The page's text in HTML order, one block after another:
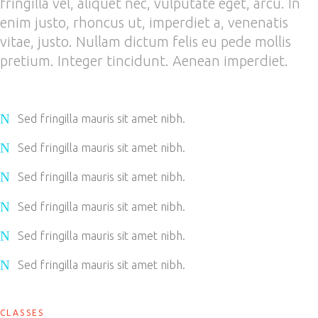
enim justo, rhoncus ut, imperdiet a, venenatis
vitae, justo. Nullam dictum felis eu pede mollis
pretium. Integer tincidunt. Aenean imperdiet.
Sed fringilla mauris sit amet nibh.
Sed fringilla mauris sit amet nibh.
Sed fringilla mauris sit amet nibh.
Sed fringilla mauris sit amet nibh.
Sed fringilla mauris sit amet nibh.
Sed fringilla mauris sit amet nibh.
CLASSES